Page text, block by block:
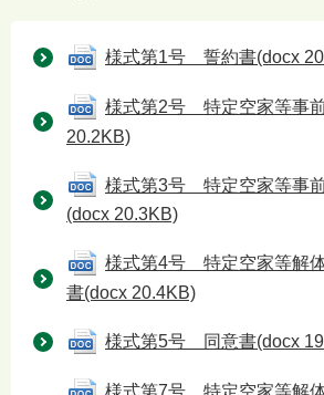
様式第1号 誓約書(docx
様式第2号 特定空家等事
20.2KB)
様式第3号 特定空家等事
(docx 20.3KB)
様式第4号 特定空家等解
書(docx 20.4KB)
様式第5号 同意書(docx
様式第7号 特定空家等解